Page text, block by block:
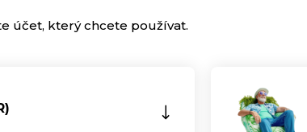
účet, který chcete používat.